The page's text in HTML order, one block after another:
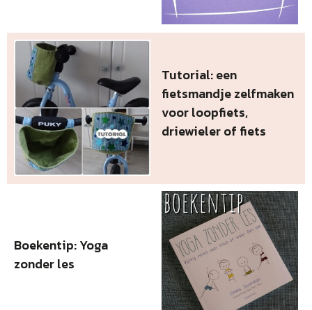
Tutorial: een
fietsmandje zelfmaken
voor loopfiets,
driewieler of fiets
Boekentip: Yoga
zonder les